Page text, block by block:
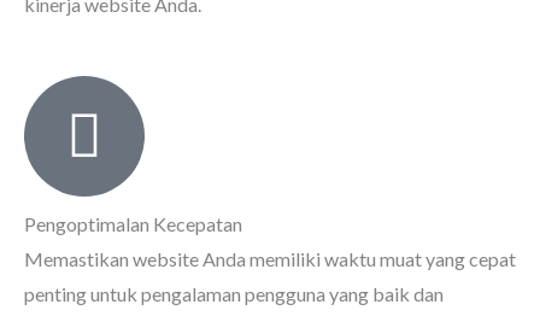
Pengoptimalan Kecepatan
Memastikan website Anda memiliki waktu muat yang cepat
penting untuk pengalaman pengguna yang baik dan